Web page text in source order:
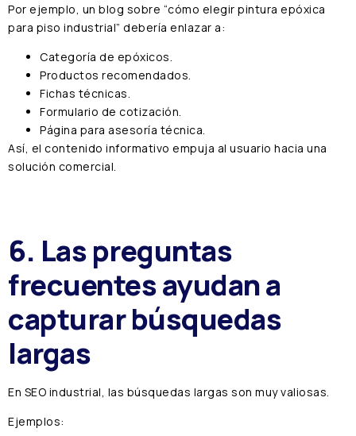
Por ejemplo, un blog sobre “cómo elegir pintura epóxica
para piso industrial” debería enlazar a:
Categoría de epóxicos.
Productos recomendados.
Fichas técnicas.
Formulario de cotización.
Página para asesoría técnica.
Así, el contenido informativo empuja al usuario hacia una
solución comercial.
6. Las preguntas
frecuentes ayudan a
capturar búsquedas
largas
En SEO industrial, las búsquedas largas son muy valiosas.
Ejemplos: